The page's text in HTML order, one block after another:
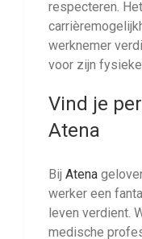
respecteren.
werknemer
voor zijn
Vind je
Atena
Bij Atena
werker een
leven verdient.
medische